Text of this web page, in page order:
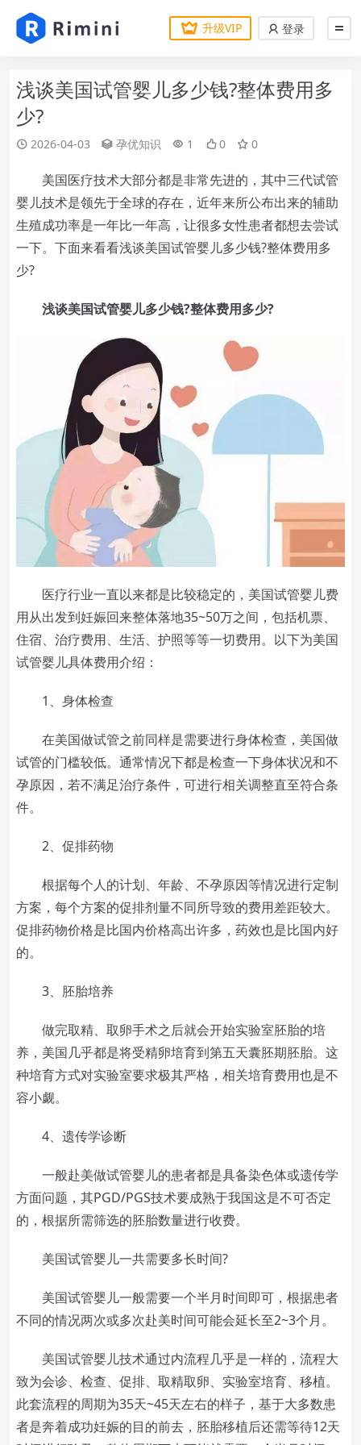
升级VIP 登录
浅谈美国试管婴儿多少钱?整体费用多
少?
2026-04-03 孕优知识 1 0 0
美国医疗技术大部分都是非常先进的，其中三代试管
婴儿技术是领先于全球的存在，近年来所公布出来的辅助
生殖成功率是一年比一年高，让很多女性患者都想去尝试
一下。下面来看看浅谈美国试管婴儿多少钱?整体费用多
少?
浅谈美国试管婴儿多少钱?整体费用多少?
医疗行业一直以来都是比较稳定的，美国试管婴儿费
用从出发到妊娠回来整体落地35~50万之间，包括机票、
住宿、治疗费用、生活、护照等等一切费用。以下为美国
试管婴儿具体费用介绍：
1、身体检查
在美国做试管之前同样是需要进行身体检查，美国做
试管的门槛较低。通常情况下都是检查一下身体状况和不
孕原因，若不满足治疗条件，可进行相关调整直至符合条
件。
2、促排药物
根据每个人的计划、年龄、不孕原因等情况进行定制
方案，每个方案的促排剂量不同所导致的费用差距较大。
促排药物价格是比国内价格高出许多，药效也是比国内好
的。
3、胚胎培养
做完取精、取卵手术之后就会开始实验室胚胎的培
养，美国几乎都是将受精卵培育到第五天囊胚期胚胎。这
种培育方式对实验室要求极其严格，相关培育费用也是不
容小觑。
4、遗传学诊断
一般赴美做试管婴儿的患者都是具备染色体或遗传学
方面问题，其PGD/PGS技术要成熟于我国这是不可否定
的，根据所需筛选的胚胎数量进行收费。
美国试管婴儿一共需要多长时间?
美国试管婴儿一般需要一个半月时间即可，根据患者
不同的情况两次或多次赴美时间可能会延长至2~3个月。
美国试管婴儿技术通过内流程几乎是一样的，流程大
致为会诊、检查、促排、取精取卵、实验室培育、移植。
此套流程的周期为35天~45天左右的样子，基于大多数患
者是奔着成功妊娠的目的前去，胚胎移植后还需等待12天